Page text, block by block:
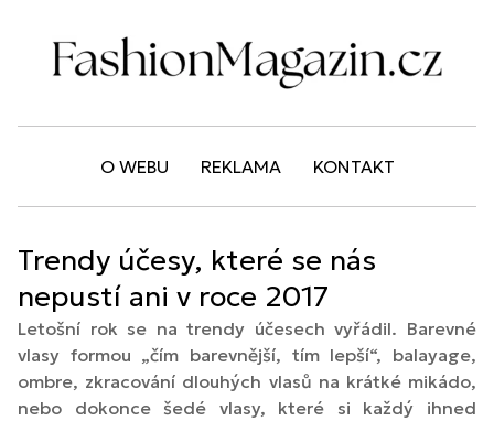
O WEBU REKLAMA KONTAKT
Trendy účesy, které se nás
nepustí ani v roce 2017
Letošní rok se na trendy účesech vyřádil. Barevné
vlasy formou „čím barevnější, tím lepší“, balayage,
ombre, zkracování dlouhých vlasů na krátké mikádo,
nebo dokonce šedé vlasy, které si každý ihned